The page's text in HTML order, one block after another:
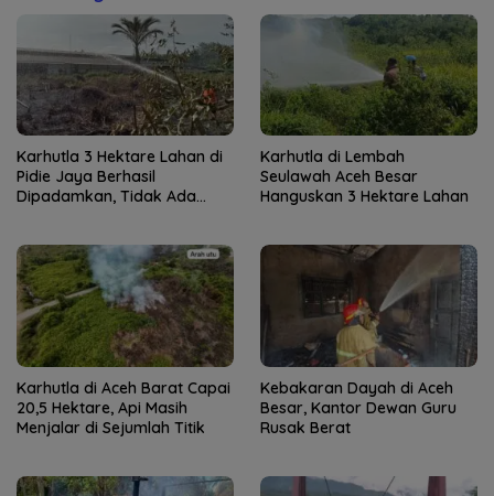
Karhutla 3 Hektare Lahan di
Pidie Jaya Berhasil
Dipadamkan, Tidak Ada
Karhutla di Lembah
Seulawah Aceh Besar
Hanguskan 3 Hektare Lahan
Karhutla di Aceh Barat Capai
20,5 Hektare, Api Masih
Menjalar di Sejumlah Titik
Kebakaran Dayah di Aceh
Besar, Kantor Dewan Guru
Rusak Berat